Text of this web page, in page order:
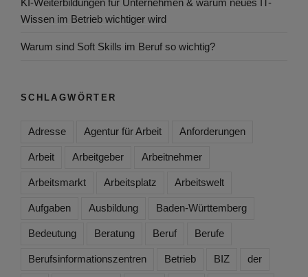
Wissen im Betrieb wichtiger wird
Warum sind Soft Skills im Beruf so wichtig?
SCHLAGWÖRTER
Adresse Agentur für Arbeit Anforderungen
Arbeit Arbeitgeber Arbeitnehmer
Arbeitsmarkt Arbeitsplatz Arbeitswelt
Aufgaben Ausbildung Baden-Württemberg
Bedeutung Beratung Beruf Berufe
Berufsinformationszentren Betrieb BIZ der